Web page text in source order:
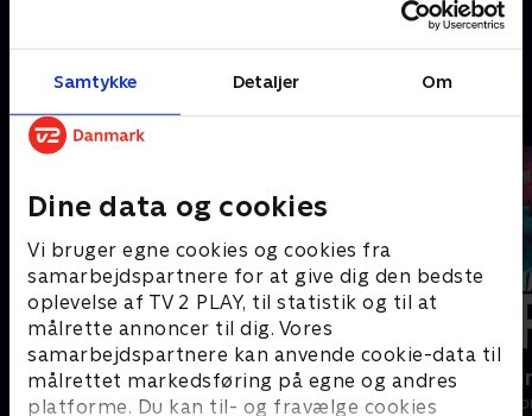
Samtykke Detaljer Om
Dine data og cookies
Vi bruger egne cookies og cookies fra
samarbejdspartnere for at give dig den bedste
oplevelse af TV 2 PLAY, til statistik og til at
målrette annoncer til dig. Vores
samarbejdspartnere kan anvende cookie-data til
målrettet markedsføring på egne og andres
platforme. Du kan til- og fravælge cookies
14. april 2025 • 48 min
møde, og Alexandra trodser
kulden.
Andre så også
Headhunters
Drama • 1 sæsoner
Happy
Drama • 1